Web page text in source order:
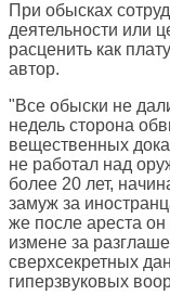
При обысках
деятельности или
расценить как
автор.
"Все обыски не
недель сторона
вещественных
не работал над
более 20 лет,
замуж за
же после ареста
измене за
сверхсекретных
гиперзвуковых